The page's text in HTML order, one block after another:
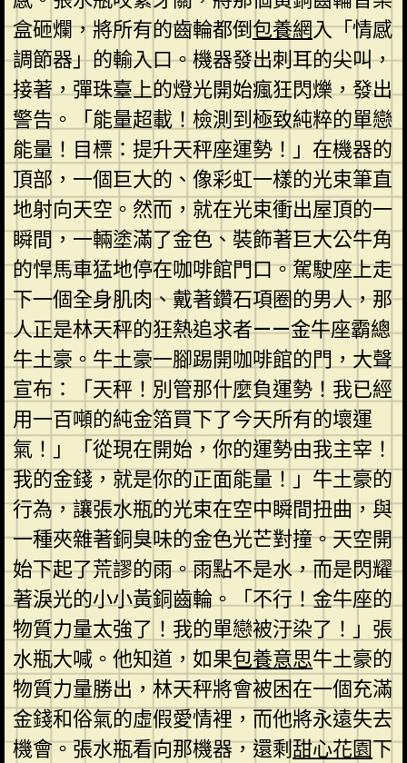
盒砸爛，將所有的齒輪都倒包養網入「情感
調節器」的輸入口。機器發出刺耳的尖叫，
接著，彈珠臺上的燈光開始瘋狂閃爍，發出
警告。「能量超載！檢測到極致純粹的單戀
能量！目標：提升天秤座運勢！」在機器的
頂部，一個巨大的、像彩虹一樣的光束筆直
地射向天空。然而，就在光束衝出屋頂的一
瞬間，一輛塗滿了金色、裝飾著巨大公牛角
的悍馬車猛地停在咖啡館門口。駕駛座上走
下一個全身肌肉、戴著鑽石項圈的男人，那
人正是林天秤的狂熱追求者——金牛座霸總
牛土豪。牛土豪一腳踢開咖啡館的門，大聲
宣布：「天秤！別管那什麼負運勢！我已經
用一百噸的純金箔買下了今天所有的壞運
氣！」「從現在開始，你的運勢由我主宰！
我的金錢，就是你的正面能量！」牛土豪的
行為，讓張水瓶的光束在空中瞬間扭曲，與
一種夾雜著銅臭味的金色光芒對撞。天空開
始下起了荒謬的雨。雨點不是水，而是閃耀
著淚光的小小黃銅齒輪。「不行！金牛座的
物質力量太強了！我的單戀被汙染了！」張
水瓶大喊。他知道，如果包養意思牛土豪的
物質力量勝出，林天秤將會被困在一個充滿
金錢和俗氣的虛假愛情裡，而他將永遠失去
機會。張水瓶看向那機器，還剩甜心花園下